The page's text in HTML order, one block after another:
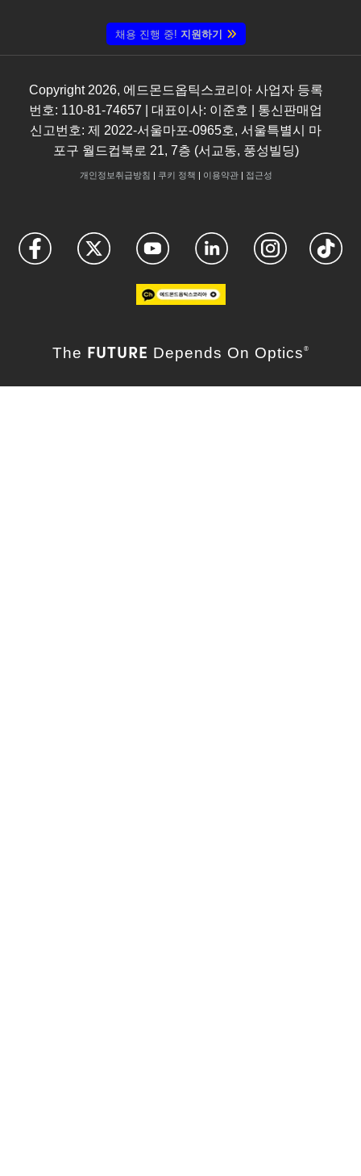
채용 진행 중! 지원하기
Copyright 2026, 에드몬드옵틱스코리아 사업자 등록
번호: 110-81-74657 | 대표이사: 이준호 | 통신판매업
신고번호: 제 2022-서울마포-0965호, 서울특별시 마
포구 월드컵북로 21, 7층 (서교동, 풍성빌딩)
개인정보취급방침 | 쿠키 정책 | 이용약관| 접근성
The FUTURE Depends On Optics ®